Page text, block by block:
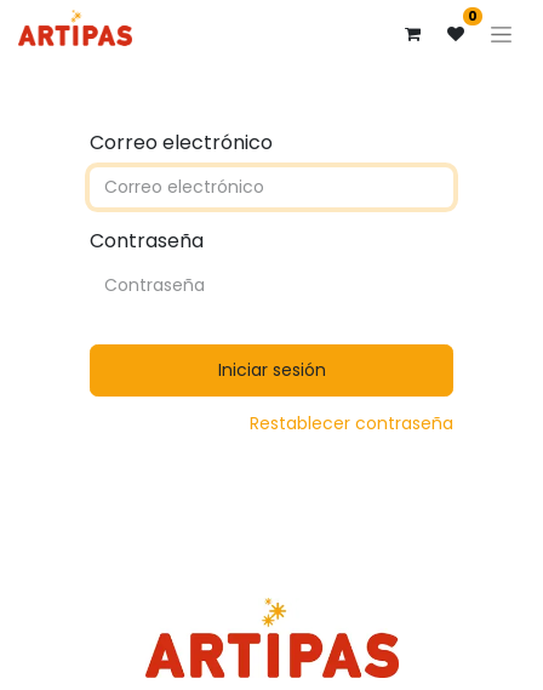
0
Correo electrónico
Contraseña
Iniciar sesión
Restablecer contraseña